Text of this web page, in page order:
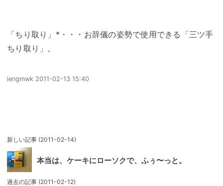
「ちり取り」*・・・お辞儀の姿勢で使用できる「三ツ手
ちり取り」。
iengmwk 2011-02-13 15:40
新しい記事 (2011-02-14)
本当は、ケーキにローソクで、ふぅ〜っと。
過去の記事 (2011-02-12)